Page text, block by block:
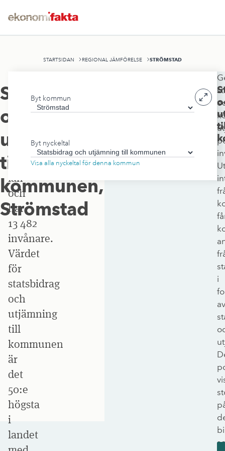
STARTSIDAN REGIONAL JÄMFÖRELSE STRÖMSTAD
Statsbidrag
och
utjämning
till
kommunen,
Strömstad
kommun
ligger
Västra
Götalands
län
och
har
13 482
invånare.
Värdet
för
statsbidrag
och
utjämning
till
kommunen
är
det
50:e
högsta
i
landet
Byt kommun
Byt nyckeltal
Visa alla nyckeltal för denna kommun
i
av